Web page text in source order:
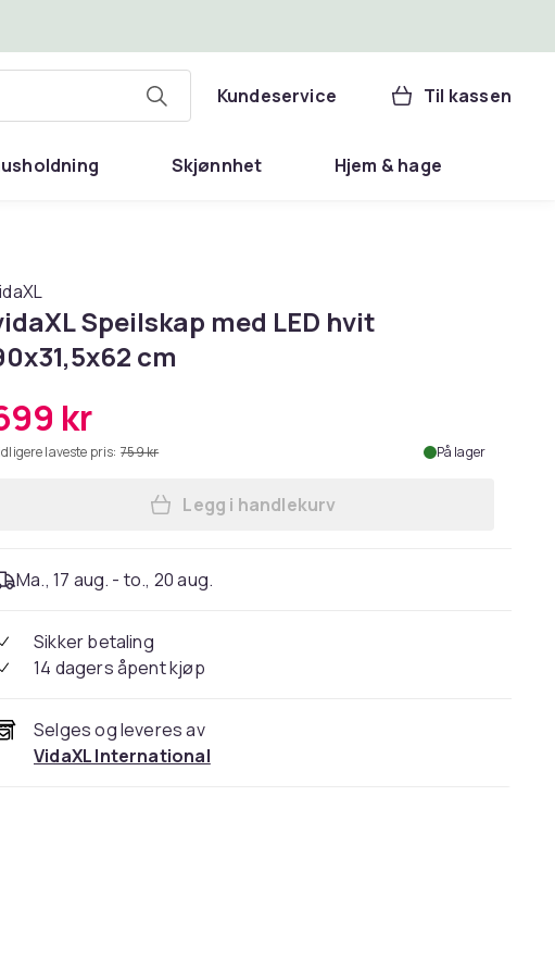
Kundeservice Til kassen
Skjønnhet Hjem & hage
Speilskap med LED hvit
cm
kr
laveste pris: 759 kr På lager
Legg vidaXL Speilskap med LED
Legg i handlekurv
Ma., 17 aug. - to., 20 aug.
Sikker betaling
14 dagers åpent kjøp
Selges og leveres av
VidaXL International